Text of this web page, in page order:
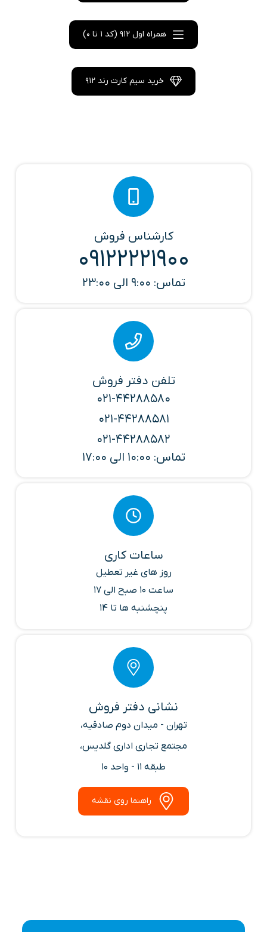
همراه اول 912 (کد 1 تا 0)
خرید سیم کارت رند 912
کارشناس فروش
09122221900
تماس: 9:00 الی 23:00
تلفن دفتر فروش
021-44288580
021-44288581
021-44288582
تماس: 10:00 الی 17:00
ساعات کاری
روز های غیر تعطیل
ساعت 10 صبح الی 17
پنچشنبه ها تا 14
نشانی دفتر فروش
تهران - میدان دوم صادقیه،
مجتمع تجاری اداری گلدیس،
طبقه 11 - واحد 10
راهنما روی نقشه